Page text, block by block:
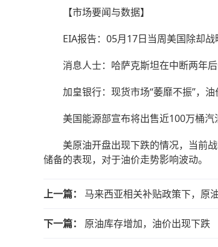
【市场要闻与数据】
EIA报告：05月17日当周美国除却战
消息人士：哈萨克斯坦在中断两年后
加皇银行：现货市场“萎靡不振”，油
美国能源部宣布将出售近100万桶汽
美原油开盘出现下跌的情况，当前战
储备的表现，对于油价走势影响波动。
上一篇： 马来西亚相关补贴政策下，原
下一篇： 原油库存增加，油价出现下跌